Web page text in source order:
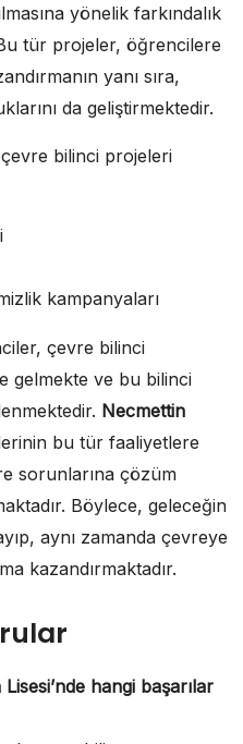
yönelik farkındalık
tür projeler, öğrencilere
yanı sıra,
da geliştirmektedir.
bilinci projeleri
kampanyaları
çevre bilinci
gelmekte ve bu bilinci
Necmettin
bu tür faaliyetlere
sorunlarına çözüm
Böylece, geleceğin
aynı zamanda çevreye
kazandırmaktadır.
hangi başarılar